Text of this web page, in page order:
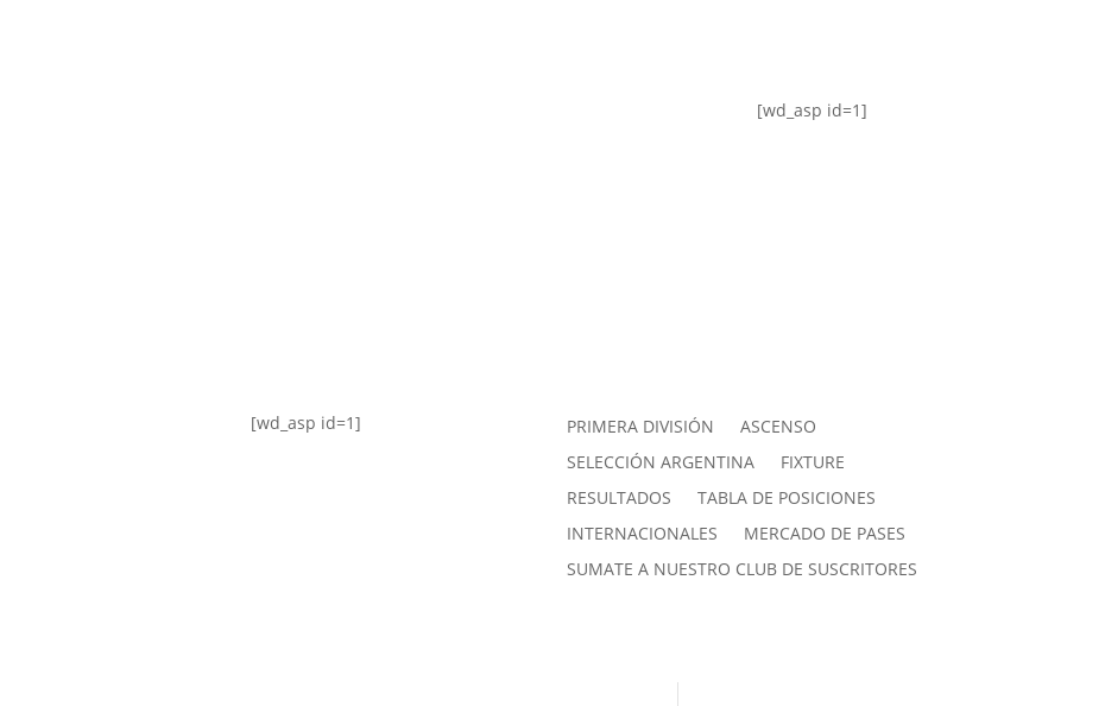
[wd_asp id=1]
[wd_asp id=1] PRIMERA DIVISIÓN
ASCENSO
SELECCIÓN ARGENTINA
FIXTURE
RESULTADOS
TABLA DE POSICIONES
INTERNACIONALES
MERCADO DE PASES
SUMATE A NUESTRO CLUB DE SUSCRITORES